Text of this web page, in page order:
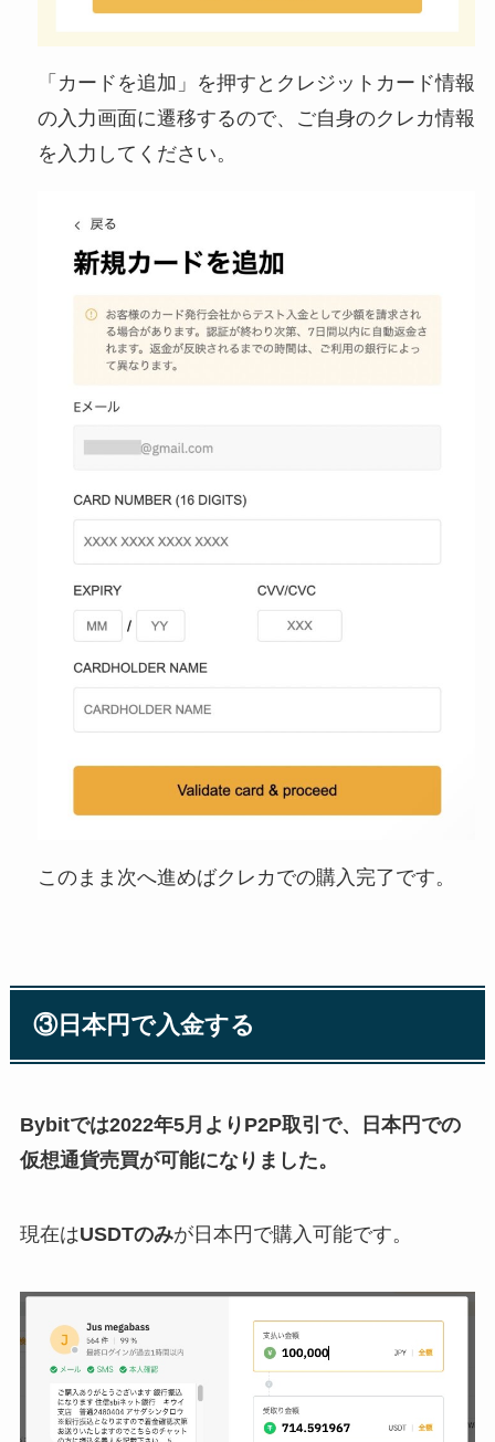
「カードを追加」を押すとクレジットカード情報
の入力画面に遷移するので、ご自身のクレカ情報
を入力してください。
このまま次へ進めばクレカでの購入完了です。
③日本円で入金する
Bybitでは2022年5月よりP2P取引で、日本円での
仮想通貨売買が可能になりました。
現在はUSDTのみが日本円で購入可能です。